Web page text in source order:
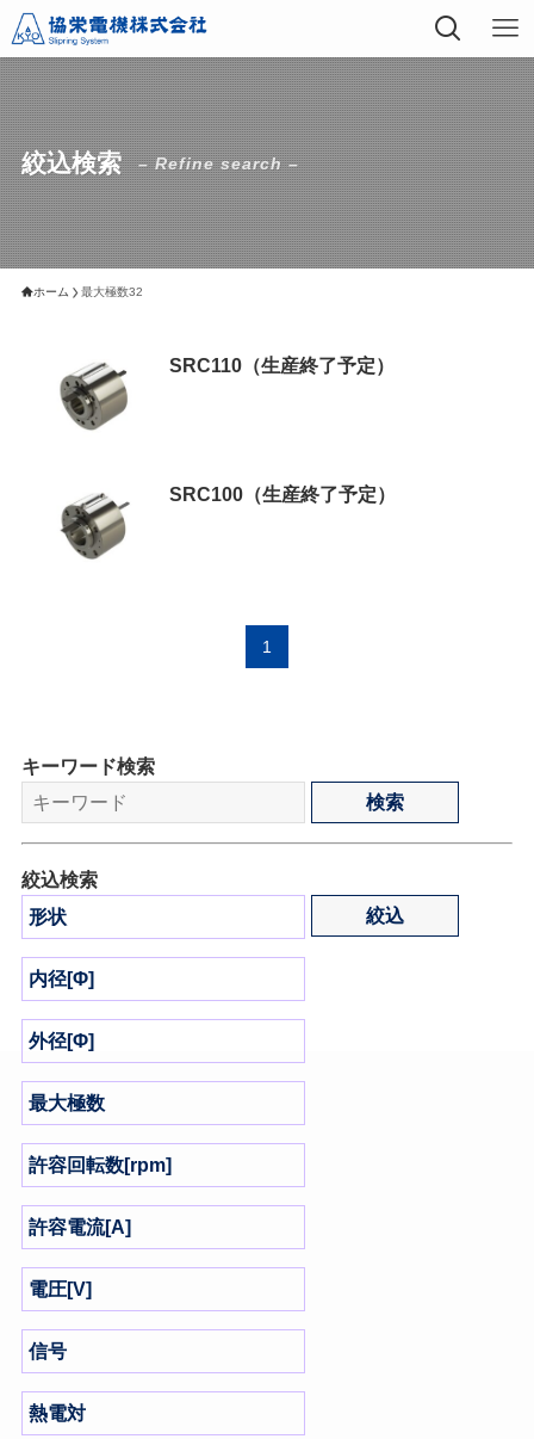
絞込検索 – Refine search –
ホーム 最大極数32
SRC110（生産終了予定）
SRC100（生産終了予定）
1
キーワード検索
絞込検索
形状
内径[Φ]
外径[Φ]
最大極数
許容回転数[rpm]
許容電流[A]
電圧[V]
信号
熱電対